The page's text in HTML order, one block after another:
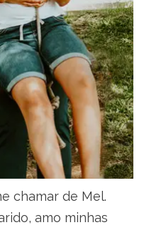
chamar de Mel.
amo minhas